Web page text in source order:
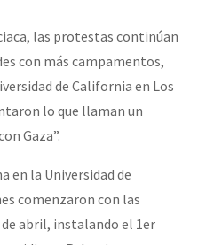
las protestas continúan
con más campamentos,
de California en Los
lo que llaman un
Gaza”.
en la Universidad de
comenzaron con las
abril, instalando el 1er